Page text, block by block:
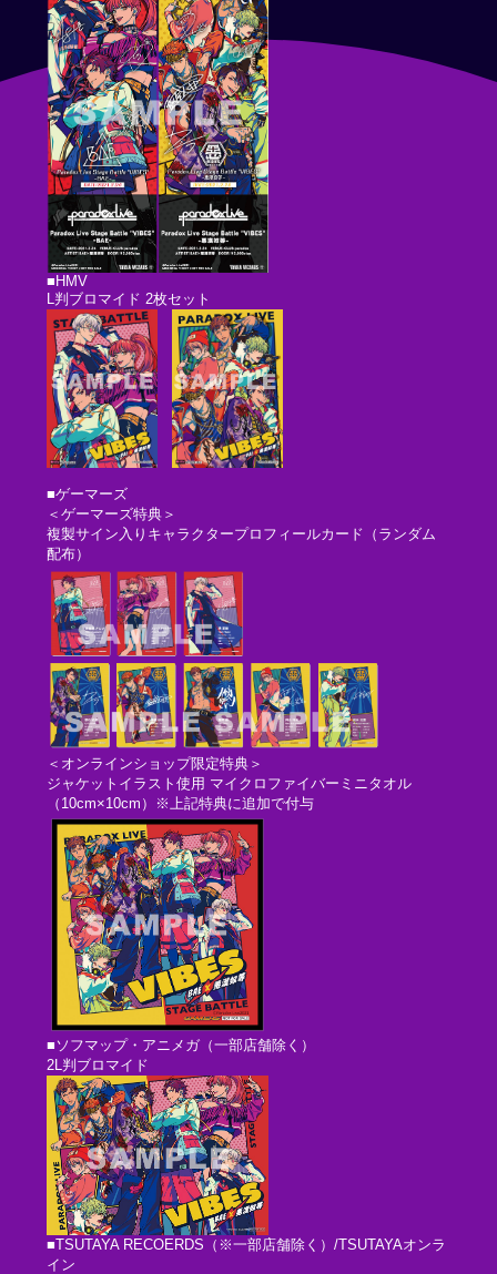
■HMV
L判ブロマイド 2枚セット
■ゲーマーズ
＜ゲーマーズ特典＞
複製サイン入りキャラクタープロフィールカード（ランダム
配布）
＜オンラインショップ限定特典＞
ジャケットイラスト使用 マイクロファイバーミニタオル
（10cm×10cm）※上記特典に追加で付与
■ソフマップ・アニメガ（一部店舗除く）
2L判ブロマイド
■TSUTAYA RECOERDS（※一部店舗除く）/TSUTAYAオンラ
イン